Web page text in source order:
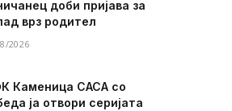
доби пријава за
врз родител
2026
Каменица САСА со
ја отвори серијата